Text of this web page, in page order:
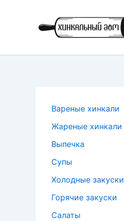
содержимому
Вареные хинкали
Жареные хинкали
Выпечка
Супы
Холодные закуски
Горячие закуски
Салаты